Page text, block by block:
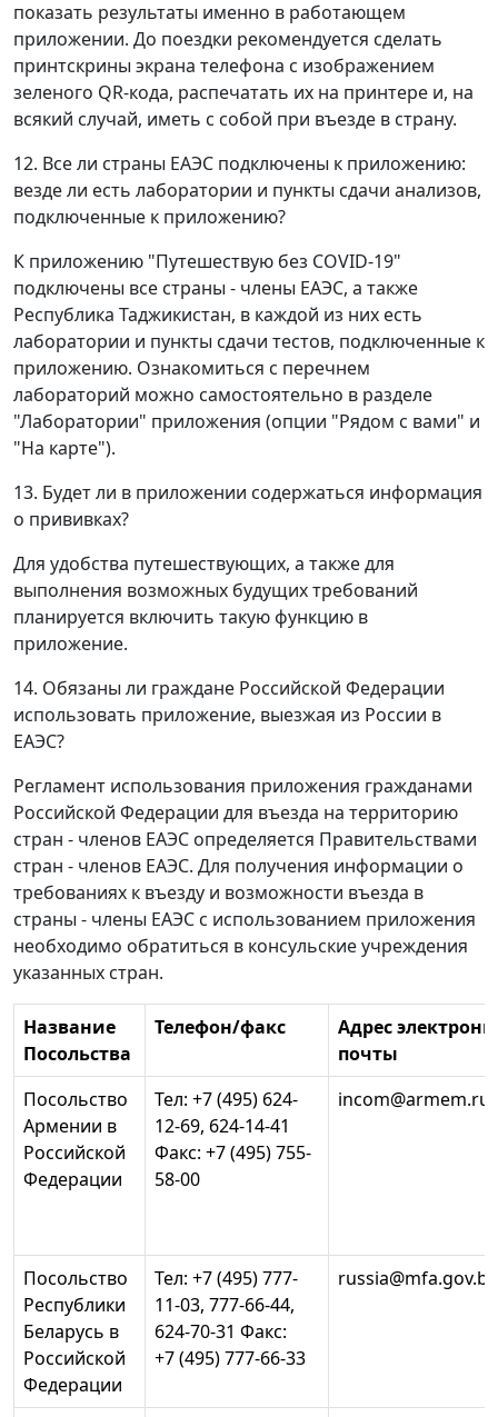
показать результаты именно в работающем
приложении. До поездки рекомендуется сделать
принтскрины экрана телефона с изображением
зеленого QR-кода, распечатать их на принтере и, на
всякий случай, иметь с собой при въезде в страну.
12. Все ли страны ЕАЭС подключены к приложению:
везде ли есть лаборатории и пункты сдачи анализов,
подключенные к приложению?
К приложению "Путешествую без COVID-19"
подключены все страны - члены ЕАЭС, а также
Республика Таджикистан, в каждой из них есть
лаборатории и пункты сдачи тестов, подключенные к
приложению. Ознакомиться с перечнем
лабораторий можно самостоятельно в разделе
"Лаборатории" приложения (опции "Рядом с вами" и
"На карте").
13. Будет ли в приложении содержаться информация
о прививках?
Для удобства путешествующих, а также для
выполнения возможных будущих требований
планируется включить такую функцию в
приложение.
14. Обязаны ли граждане Российской Федерации
использовать приложение, выезжая из России в
ЕАЭС?
Регламент использования приложения гражданами
Российской Федерации для въезда на территорию
стран - членов ЕАЭС определяется Правительствами
стран - членов ЕАЭС. Для получения информации о
требованиях к въезду и возможности въезда в
страны - члены ЕАЭС с использованием приложения
необходимо обратиться в консульские учреждения
указанных стран.
Название
Посольства
Телефон/факс
Адрес
почты
Посольство
Армении в
Российской
Федерации
Тел: +7 (495) 624-
12-69, 624-14-41
Факс: +7 (495) 755-
58-00
incom@armem.ru
Посольство
Республики
Беларусь в
Российской
Федерации
Тел: +7 (495) 777-
11-03, 777-66-44,
624-70-31 Факс:
+7 (495) 777-66-33
russia@mfa.gov.by